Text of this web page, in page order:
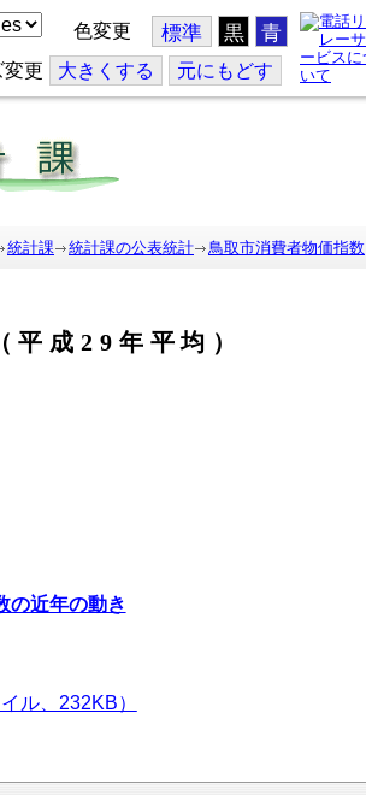
色変更 標準 黒 青
変更 大きくする 元にもどす
統計課 統計課の公表統計 鳥取市消費者物価指数
平成29年平均）
の近年の動き
ル、232KB）